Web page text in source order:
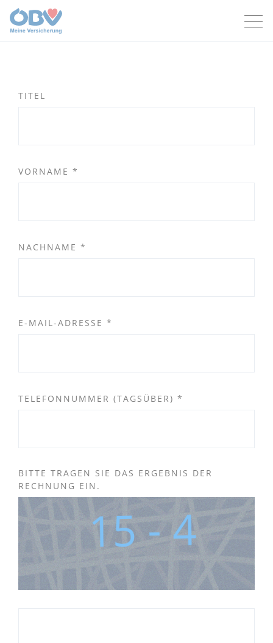
TITEL
VORNAME *
NACHNAME *
E-MAIL-ADRESSE *
TELEFONNUMMER (TAGSÜBER) *
BITTE TRAGEN SIE DAS ERGEBNIS DER
RECHNUNG EIN.